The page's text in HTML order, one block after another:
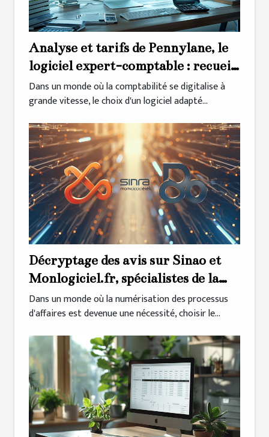
Analyse et tarifs de Pennylane, le
logiciel expert-comptable : recueil
d'avis
Dans un monde où la comptabilité se digitalise à
grande vitesse, le choix d'un logiciel adapté...
Décryptage des avis sur Sinao et
Monlogiciel.fr, spécialistes de la
facturation
Dans un monde où la numérisation des processus
d'affaires est devenue une nécessité, choisir le...